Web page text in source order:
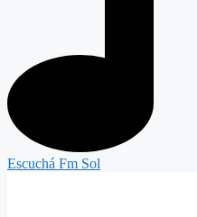
Escuchá Fm Sol